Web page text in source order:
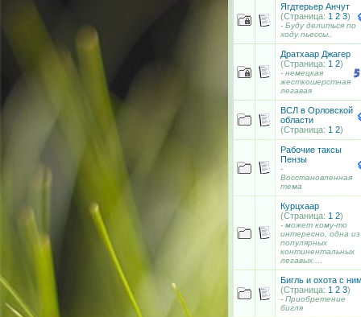
Ягдтерьер Анчут
(Страница: 1 2 3)
- Буду делиться по
ходу пьессы..
Дратхаар Джагер
(Страница: 1 2)
- немецкая
жесткошерстная
легавая
ВСЛ в Орловской
области
(Страница: 1 2)
Рабочие таксы
Пензы
-
Восстановленная
тема
Курцхаар
(Страница: 1 2)
- может кому-то
интересно, одна из
популярных
континентальных
легавых....
Бигль и охота с
(Страница: 1 2 3)
- Приобретение
бигля